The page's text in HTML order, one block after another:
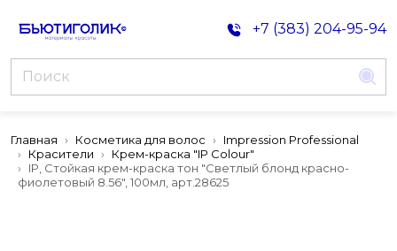
+7 (383) 204-95-94
Главная Косметика для волос
Impression Professional
Красители
Крем-краска "IP Colour"
IP, Стойкая крем-краска тон "Светлый блонд красно-
фиолетовый 8.56", 100мл, арт.28625